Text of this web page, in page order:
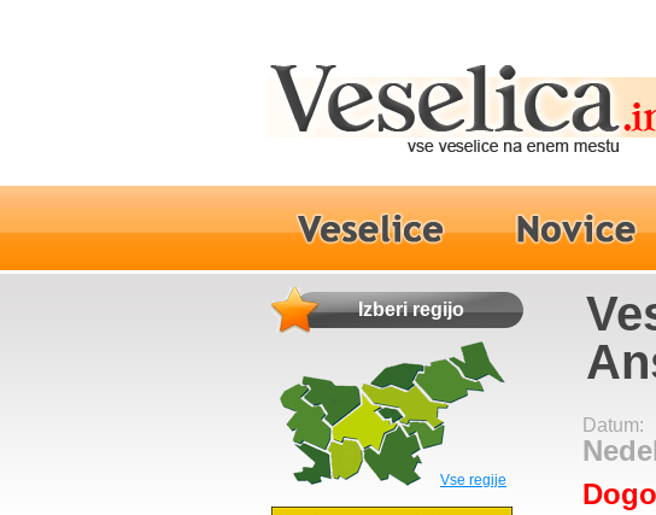
Izberi regijo
Vse regije
Datum: